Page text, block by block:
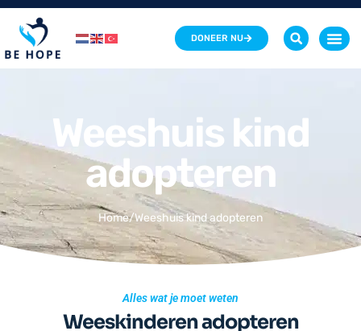
DONEER NU
Weeshuis kind
adopteren
Home/Weeshuis kind adopteren
Alles wat je moet weten
Weeskinderen adopteren